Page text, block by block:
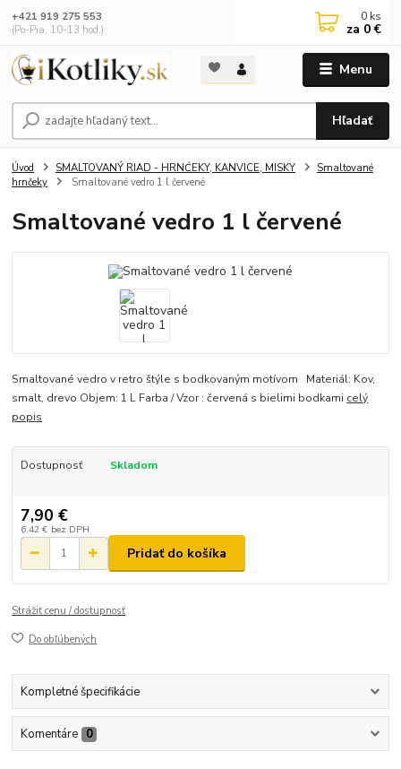
Menu
Hľadať
+421 919 275 553
(Po-Pia, 10-13 hod.)
0 ks
za 0 €
Úvod SMALTOVANÝ RIAD - HRNĆEKY, KANVICE, MISKY
Smaltované
hrnčeky
Smaltované vedro 1 l červené
Smaltované vedro 1 l červené
Smaltované vedro v retro štýle s bodkovaným motívom Materiál: Kov,
smalt, drevo Objem: 1 L Farba / Vzor : červená s bielimi bodkami celý
popis
Dostupnosť Skladom
7,90 €
6,42 € bez DPH
Pridať do košíka
Strážiť cenu / dostupnosť
Do obľúbených
Kompletné špecifikácie
Komentáre 0